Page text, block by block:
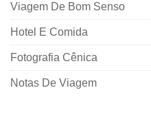
Viagem De Bom Senso
Hotel E Comida
Fotografia Cênica
Notas De Viagem